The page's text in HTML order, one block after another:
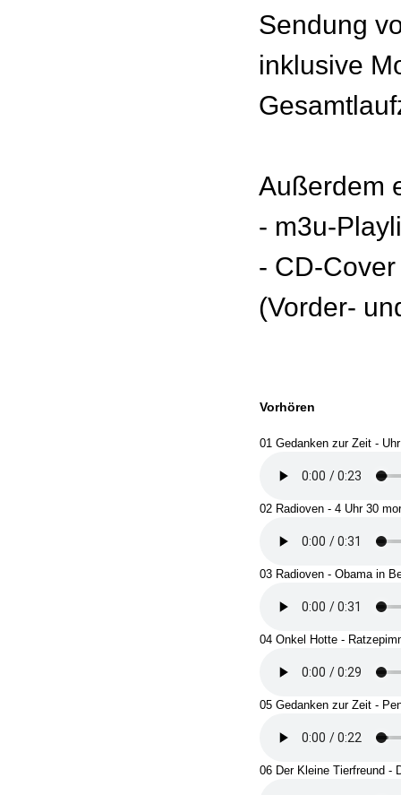
Sendung
inklusive
Außerdem
- m3u-
- CD-
(Vorder-
Vorhören
01 Gedanken zur Zeit - Uhr
02 Radioven - 4 Uhr 30
03 Radioven - Obama in
04 Onkel Hotte -
05 Gedanken zur Zeit -
06 Der Kleine Tierfreund -